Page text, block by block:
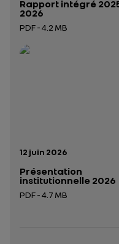
Rapport intégré
2026
PDF - 4.2 MB
Ouverture dans un
Date de publication:
12 juin 2026
Présentation
institutionnelle 2026
PDF - 4.7 MB